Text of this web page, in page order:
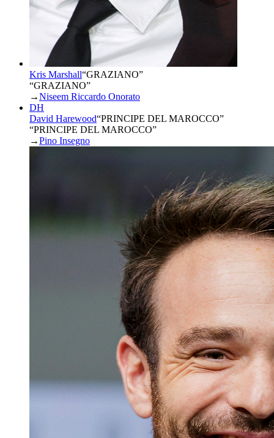
Kris Marshall“GRAZIANO”
“GRAZIANO”
→Niseem Riccardo Onorato
DH
David Harewood“PRINCIPE DEL MAROCCO”
“PRINCIPE DEL MAROCCO”
→Pino Insegno